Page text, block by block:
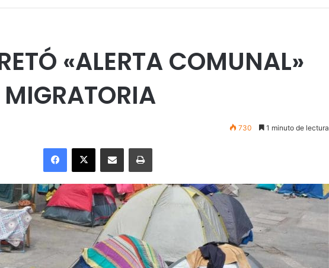
«ALERTA COMUNAL»
730 1 minuto de lectura
Facebook
X Enviar vía email Imprimir